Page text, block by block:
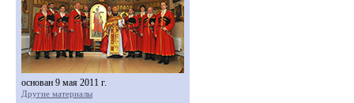
основан 9 мая 2011 г.
Другие материалы